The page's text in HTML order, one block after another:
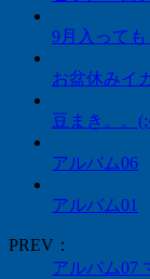
9月入っても
お盆休みイ
豆まき。。
アルバム06
アルバム01
PREV：
アルバム07